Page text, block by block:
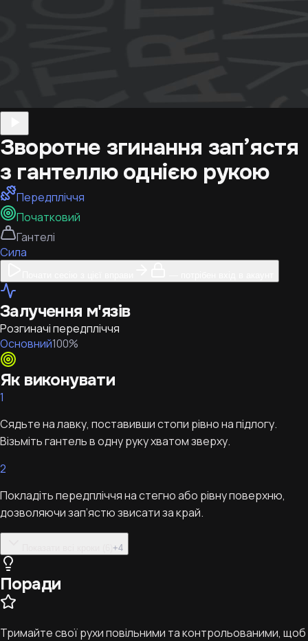
Зворотне згинання зап’ястя
з гантеллю однією рукою
Передпліччя
Початковий
Гантелі
Сила
Залучення м'язів
Розгиначі передпліччя
Основний100%
Як виконувати
1
Сядьте на лавку, поставивши стопи рівно на підлогу.
Візьміть гантель в одну руку хватом зверху.
2
Покладіть передпліччя на стегно або рівну поверхню,
дозволяючи зап’ястю звисати за край.
+4
Поради
Тримайте свої рухи повільними та контрольованими, щоб